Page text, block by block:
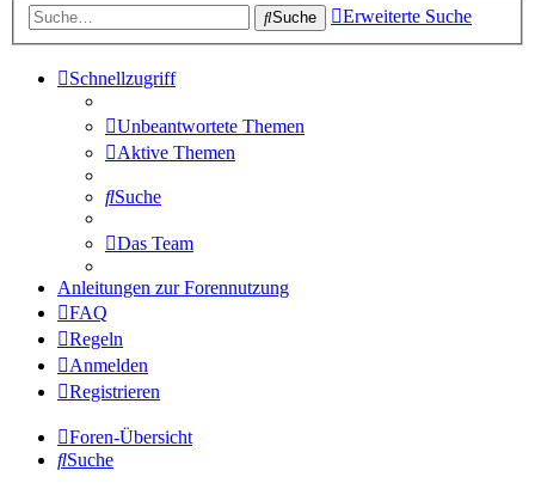
Suche Erweiterte Suche
Schnellzugriff
Unbeantwortete Themen
Aktive Themen
Suche
Das Team
Anleitungen zur Forennutzung
FAQ
Regeln
Anmelden
Registrieren
Foren-Übersicht
Suche